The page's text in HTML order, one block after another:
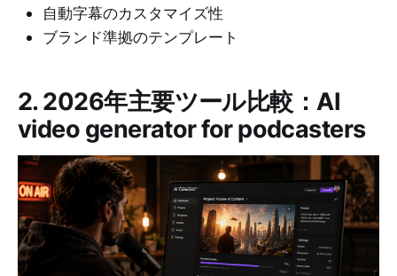
自動字幕のカスタマイズ性
ブランド準拠のテンプレート
2. 2026年主要ツール比較：AI
video generator for podcasters